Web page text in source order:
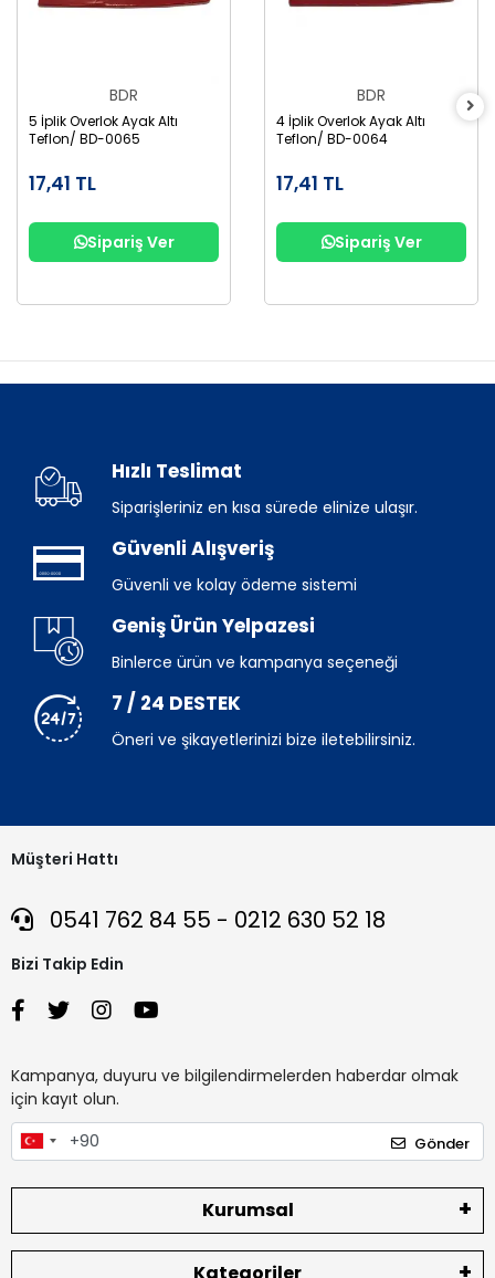
BDR
5 İplik Overlok Ayak Altı
Teflon/ BD-0065
17,41 TL
Sipariş Ver
BDR
4 İplik Overlok Ayak Altı
Teflon/ BD-0064
17,41 TL
Sipariş Ver
Hızlı Teslimat
Siparişleriniz en kısa sürede elinize ulaşır.
Güvenli Alışveriş
Güvenli ve kolay ödeme sistemi
Geniş Ürün Yelpazesi
Binlerce ürün ve kampanya seçeneği
7 / 24 DESTEK
Öneri ve şikayetlerinizi bize iletebilirsiniz.
Müşteri Hattı
0541 762 84 55 - 0212 630 52 18
Bizi Takip Edin
Kampanya, duyuru ve bilgilendirmelerden haberdar olmak
için kayıt olun.
Gönder
Kurumsal